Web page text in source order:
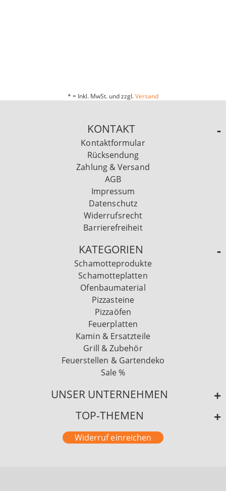
* = Inkl. MwSt. und zzgl.Versand
KONTAKT
Kontaktformular
Rücksendung
Zahlung & Versand
AGB
Impressum
Datenschutz
Widerrufsrecht
Barrierefreiheit
KATEGORIEN
Schamotteprodukte
Schamotteplatten
Ofenbaumaterial
Pizzasteine
Pizzaöfen
Feuerplatten
Kamin & Ersatzteile
Grill & Zubehör
Feuerstellen & Gartendeko
Sale %
UNSER UNTERNEHMEN
TOP-THEMEN
Widerruf einreichen